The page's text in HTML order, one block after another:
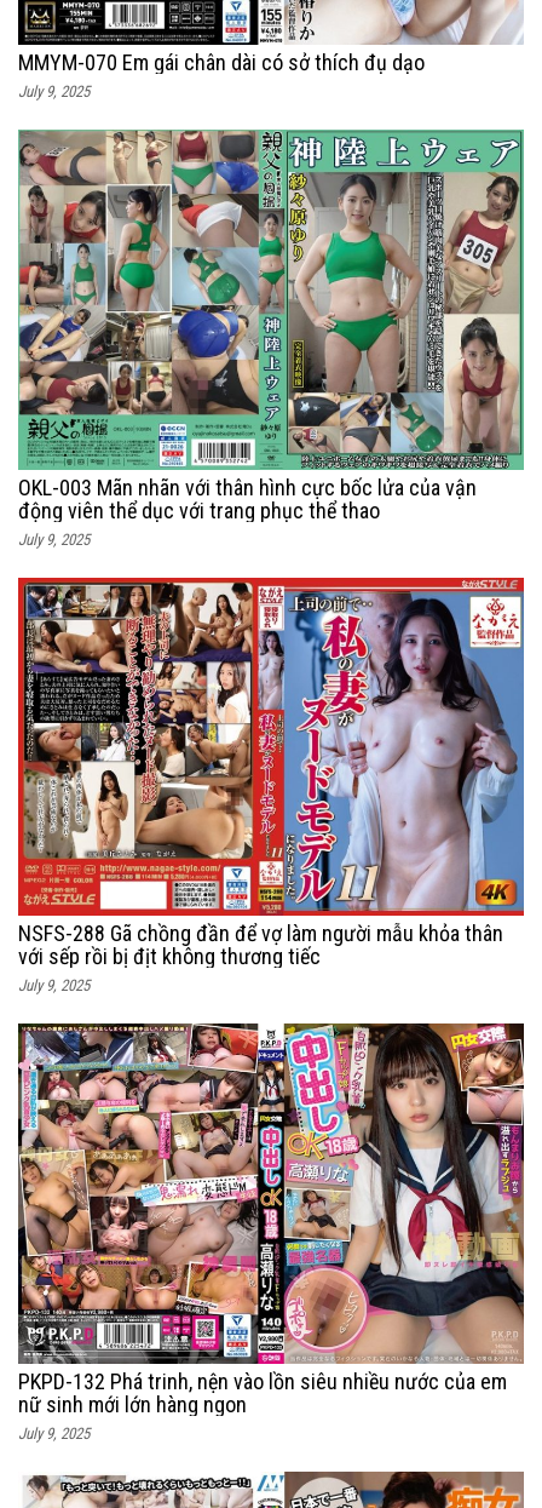
MMYM-070 Em gái chân dài có sở thích đụ dạo
July 9, 2025
OKL-003 Mãn nhãn với thân hình cực bốc lửa của vận
động viên thể dục với trang phục thể thao
July 9, 2025
NSFS-288 Gã chồng đần để vợ làm người mẫu khỏa thân
với sếp rồi bị địt không thương tiếc
July 9, 2025
PKPD-132 Phá trinh, nện vào lồn siêu nhiều nước của em
nữ sinh mới lớn hàng ngon
July 9, 2025